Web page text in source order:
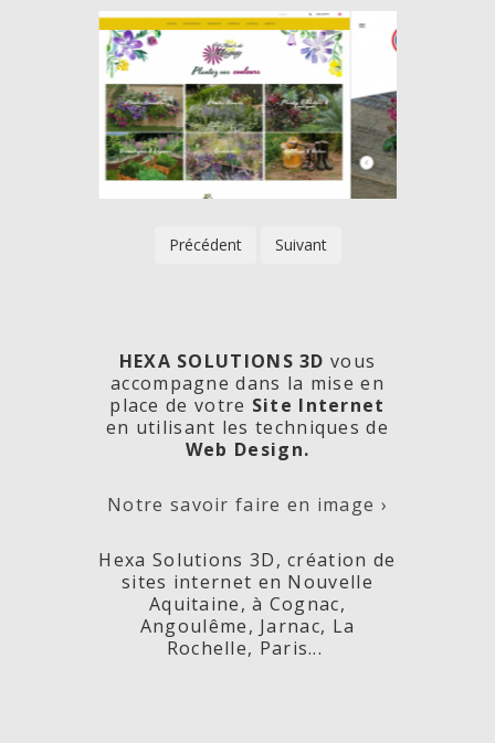
Les
Précédent Suivant
HEXA SOLUTIONS 3D vous
accompagne dans la mise en
place de votre Site Internet
en utilisant les techniques de
Web Design.
Notre savoir faire en image ›
Hexa Solutions 3D, création de
sites internet en Nouvelle
Aquitaine, à Cognac,
Angoulême, Jarnac, La
Rochelle, Paris...